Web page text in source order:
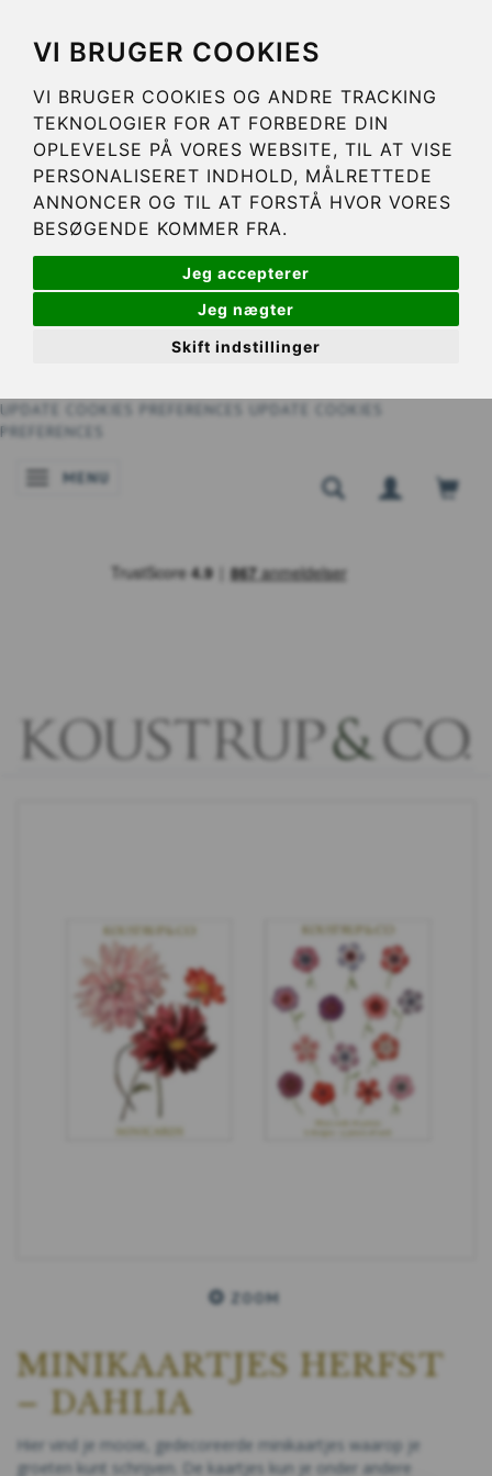
VI BRUGER COOKIES
VI BRUGER COOKIES OG ANDRE TRACKING
TEKNOLOGIER FOR AT FORBEDRE DIN
OPLEVELSE PÅ VORES WEBSITE, TIL AT VISE
PERSONALISERET INDHOLD, MÅLRETTEDE
ANNONCER OG TIL AT FORSTÅ HVOR VORES
BESØGENDE KOMMER FRA.
Jeg accepterer
Jeg nægter
Skift indstillinger
UPDATE COOKIES PREFERENCES
UPDATE COOKIES
PREFERENCES
NAVIGATIE IN-/UITSCHAKELEN
MENU
ZOOM
MINIKAARTJES HERFST
– DAHLIA
Hier vind je mooie, gedecoreerde minikaartjes waarop je
groeten kunt schrijven. De kaartjes kun je onder andere